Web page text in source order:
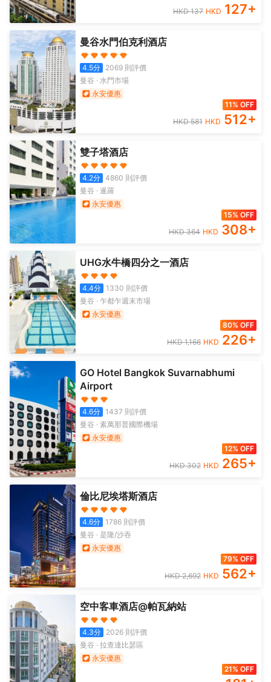
HKD137 HKD 127+
曼谷水門伯克利酒店
4.5分 2069則評價
曼谷 · 水門市場
永安優惠
11% OFF
HKD581 HKD 512+
雙子塔酒店
4.2分 4860 則評價
曼谷 · 暹羅
永安優惠
15% OFF
HKD364 HKD 308+
UHG水牛橋四分之一酒店
4.4分 1330 則評價
曼谷 · 乍都乍週末市場
永安優惠
80% OFF
HKD1,166 HKD 226+
GO Hotel Bangkok Suvarnabhumi
Airport
4.6分 1437 則評價
曼谷 · 素萬那普國際機場
永安優惠
12% OFF
HKD302 HKD 265+
倫比尼埃塔斯酒店
4.6分 1786則評價
曼谷 · 是隆/沙吞
永安優惠
79% OFF
HKD2,692 HKD 562+
空中客車酒店@帕瓦納站
4.3分 2026則評價
曼谷 · 拉查達比瑟區
永安優惠
21% OFF